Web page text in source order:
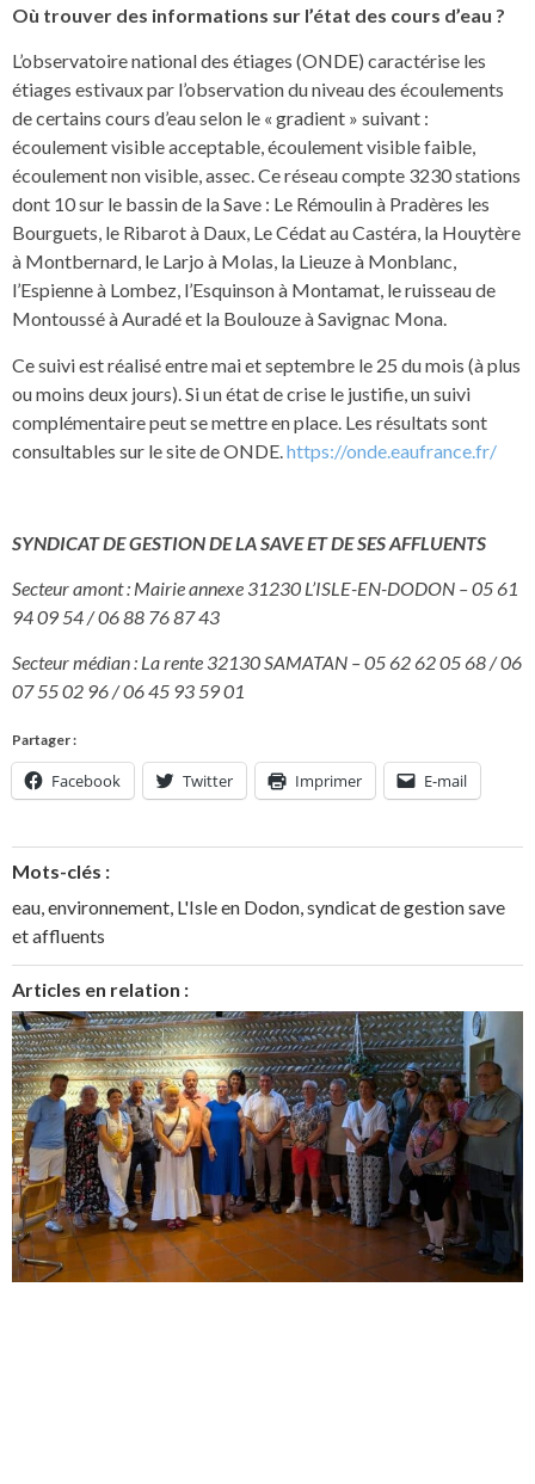
Où trouver des informations sur l’état des cours d’eau ?
L’observatoire national des étiages (ONDE) caractérise les
étiages estivaux par l’observation du niveau des écoulements
de certains cours d’eau selon le « gradient » suivant :
écoulement visible acceptable, écoulement visible faible,
écoulement non visible, assec. Ce réseau compte 3230 stations
dont 10 sur le bassin de la Save : Le Rémoulin à Pradères les
Bourguets, le Ribarot à Daux, Le Cédat au Castéra, la Houytère
à Montbernard, le Larjo à Molas, la Lieuze à Monblanc,
l’Espienne à Lombez, l’Esquinson à Montamat, le ruisseau de
Montoussé à Auradé et la Boulouze à Savignac Mona.
Ce suivi est réalisé entre mai et septembre le 25 du mois (à plus
ou moins deux jours). Si un état de crise le justifie, un suivi
complémentaire peut se mettre en place. Les résultats sont
consultables sur le site de ONDE. https://onde.eaufrance.fr/
SYNDICAT DE GESTION DE LA SAVE ET DE SES AFFLUENTS
Secteur amont : Mairie annexe 31230 L’ISLE-EN-DODON – 05 61
94 09 54 / 06 88 76 87 43
Secteur médian : La rente 32130 SAMATAN – 05 62 62 05 68 / 06
07 55 02 96 / 06 45 93 59 01
Partager :
Facebook Twitter Imprimer E-mail
Mots-clés :
eau environnement L'Isle en Dodon syndicat de gestion save
et affluents
Articles en relation :